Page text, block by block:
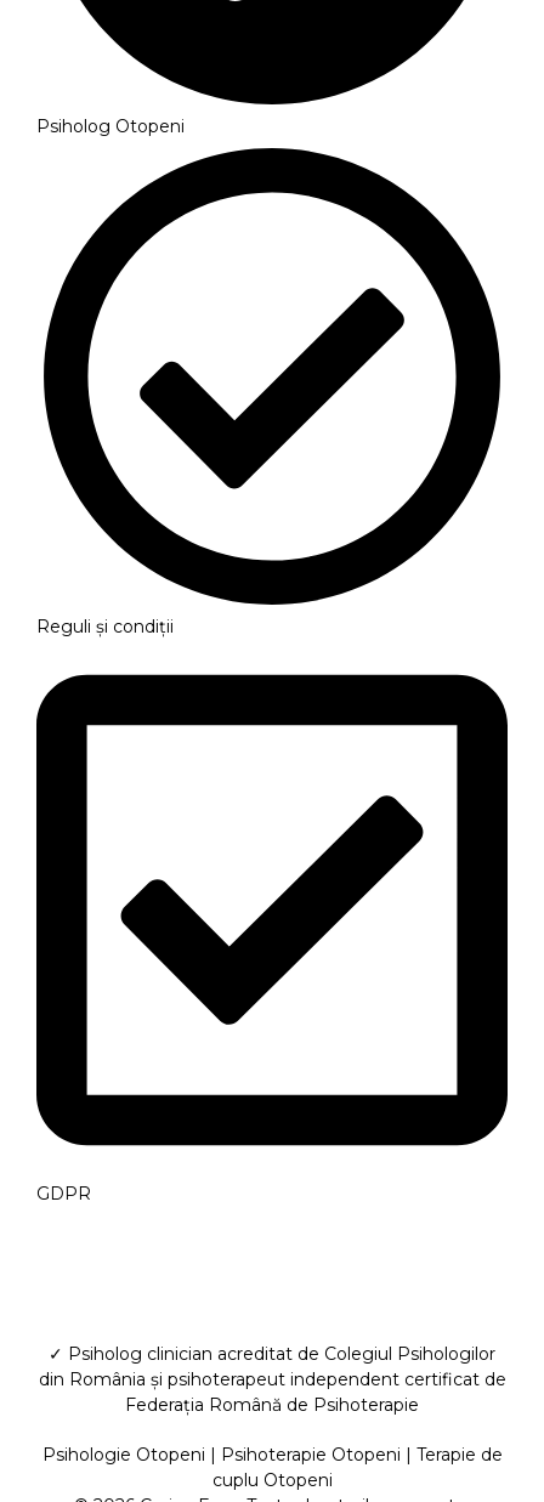
Psiholog Otopeni
Reguli și condiții
GDPR
✓ Psiholog clinician acreditat de Colegiul Psihologilor
din România și psihoterapeut independent certificat de
Federația Română de Psihoterapie
Psihologie Otopeni | Psihoterapie Otopeni | Terapie de
cuplu Otopeni